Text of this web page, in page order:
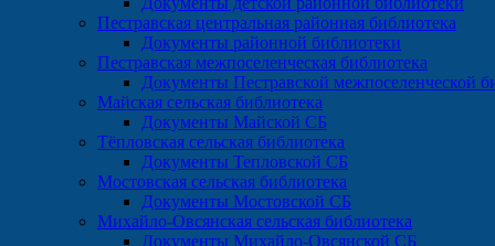
Пестравская центральная районная библиотека
Документы районной библиотеки
Пестравская межпоселенческая библиотека
Документы Пестравской межпоселенческой
Майская сельская библиотека
Документы Майской СБ
Тёпловская сельская библиотека
Документы Тепловской СБ
Мостовская сельская библиотека
Документы Мостовской СБ
Михайло-Овсянская сельская библиотека
Документы Михайло-Овсянской СБ